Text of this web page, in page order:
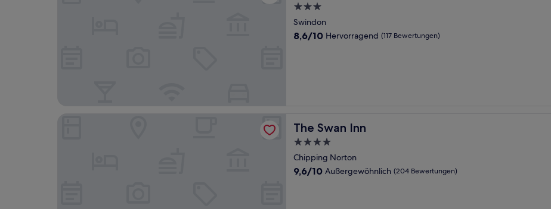
3.0-
Sterne-
Unterkunft
Swindon
8.6
8,6/10 Hervorragend (117 Bewertungen)
The Swan Inn
The Swan Inn
4.0-
Sterne-
Unterkunft
Chipping Norton
9.6
9,6/10 Außergewöhnlich (204 Bewertungen)